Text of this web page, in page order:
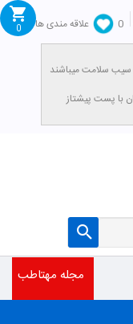
0
علاقه مندی ها
0
مجله مهتاطب